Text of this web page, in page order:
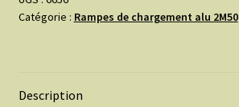
2M50
LISSES
Catégorie : Rampes de chargement alu 2M50
Description